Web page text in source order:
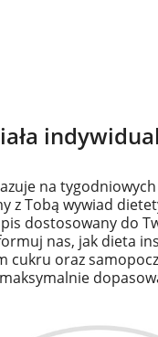
g
2% tłuszczu 430 g
380 g
890 g
na
z Tobą wywiad
dostosowany do
nas, jak dieta
cukru oraz